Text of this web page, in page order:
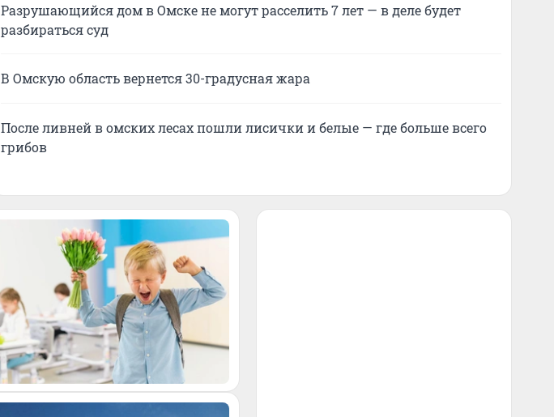
Разрушающийся дом в Омске не могут расселить 7 лет — в деле будет
разбираться суд
В Омскую область вернется 30-градусная жара
После ливней в омских лесах пошли лисички и белые — где больше всего
грибов